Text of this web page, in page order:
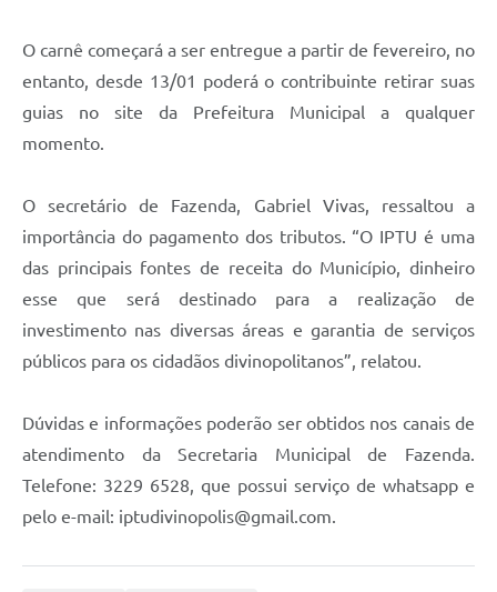
O carnê começará a ser entregue a partir de fevereiro, no
entanto, desde 13/01 poderá o contribuinte retirar suas
guias no site da Prefeitura Municipal a qualquer
momento.
O secretário de Fazenda, Gabriel Vivas, ressaltou a
importância do pagamento dos tributos. “O IPTU é uma
das principais fontes de receita do Município, dinheiro
esse que será destinado para a realização de
investimento nas diversas áreas e garantia de serviços
públicos para os cidadãos divinopolitanos”, relatou.
Dúvidas e informações poderão ser obtidos nos canais de
atendimento da Secretaria Municipal de Fazenda.
Telefone: 3229 6528, que possui serviço de whatsapp e
pelo e-mail: iptudivinopolis@gmail.com.